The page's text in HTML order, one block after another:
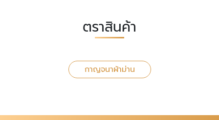
ตราสินค้า
กาญจนาผ้าม่าน